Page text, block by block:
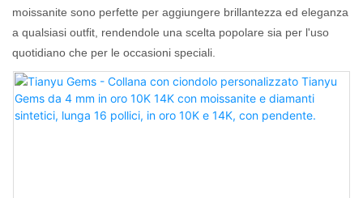
moissanite sono perfette per aggiungere brillantezza ed eleganza
a qualsiasi outfit, rendendole una scelta popolare sia per l'uso
quotidiano che per le occasioni speciali.